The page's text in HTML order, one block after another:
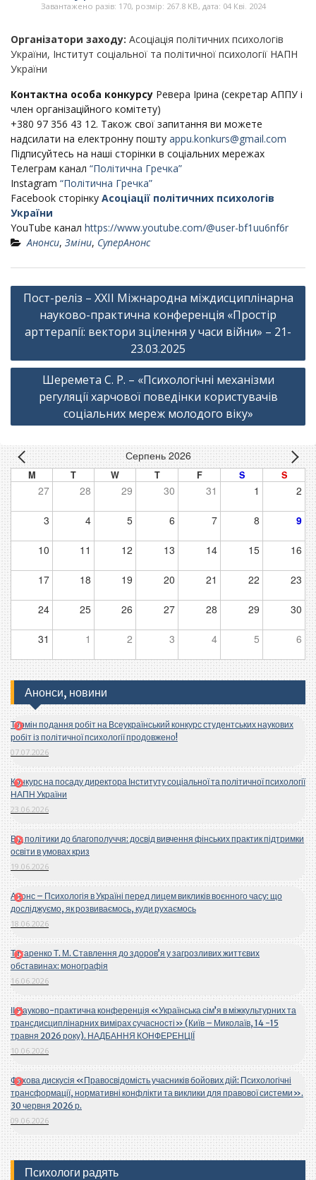
Завантажено разів: 170, розмір: 267.8 KB, дата: 04 Кві. 2024
Організатори заходу: Асоціація політичних психологів
України, Інститут соціальної та політичної психології НАПН
України
Контактна особа конкурсу Ревера Ірина (секретар АППУ і
член організаційного комітету)
+380 97 356 43 12. Також свої запитання ви можете
надсилати на електронну пошту appu.konkurs@gmail.com
Підписуйтесь на наші сторінки в соціальних мережах
Телеграм канал “Політична Гречка”
Instagram “Політична Гречка”
Fаcebook сторінку Асоціації політичних психологів
України
YouTube канал https://www.youtube.com/@user-bf1uu6nf6r
Анонси, Зміни, СуперАнонс
Навігація
записів
Пост-реліз – ХХІІ Міжнародна міждисциплінарна
науково-практична конференція «Простір
арттерапії: вектори зцілення у часи війни» – 21-
23.03.2025
Шеремета С. Р. – «Психологічні механізми
регуляції харчової поведінки користувачів
соціальних мереж молодого віку»
Серпень 2026
M T W T F S S
27 28 29 30 31 1 2
3 4 5 6 7 8 9
10 11 12 13 14 15 16
17 18 19 20 21 22 23
24 25 26 27 28 29 30
31 1 2 3 4 5 6
Анонси, новини
Термін подання робіт на Всеукраїнський конкурс студентських наукових
робіт із політичної психології продовжено!
07.07.2026
Конкурс на посаду директора Інституту соціальної та політичної психології
НАПН України
23.06.2026
Від політики до благополуччя: досвід вивчення фінських практик підтримки
освіти в умовах криз
19.06.2026
Анонс – Психологія в Україні перед лицем викликів воєнного часу: що
досліджуємо, як розвиваємось, куди рухаємось
18.06.2026
Титаренко Т. М. Ставлення до здоров’я у загрозливих життєвих
обставинах: монографія
16.06.2026
ІІ Науково-практична конференція «Українська сім’я в міжкультурних та
трансдисциплінарних вимірах сучасності» (Київ – Миколаїв, 14 -15
травня 2026 року). НАДБАННЯ КОНФЕРЕНЦІЇ
10.06.2026
Фахова дискусія «Правосвідомість учасників бойових дій: Психологічні
трансформації, нормативні конфлікти та виклики для правової системи».
30 червня 2026 р.
09.06.2026
Психологи радять